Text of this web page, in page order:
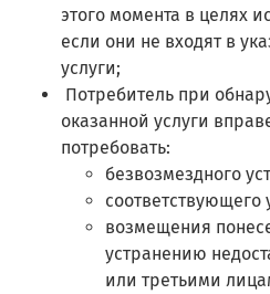
этого момента в целях
если они не входят в
услуги;
Потребитель при
оказанной услуги
потребовать:
безвозмездного
возмещения
устранению
или третьими